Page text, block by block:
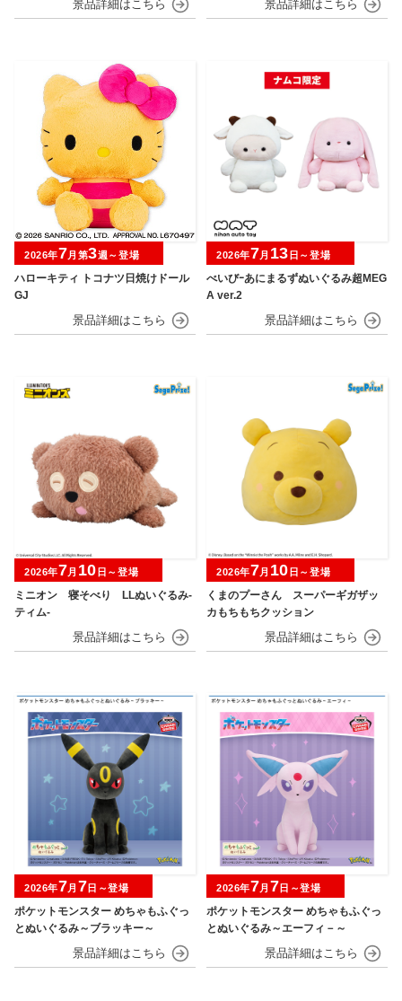
ハローキティ トコナツ日焼けドール
GJ
2026年7月第3週～登場
べいびｰあにまるずぬいぐるみ超MEG
A ver.2
2026年7月 13 日～登場
ミニオン 寝そべり LLぬいぐるみ‐
ティム‐
2026年7月 10 日～登場
くまのプーさん スーパーギガザッ
カもちもちクッション
2026年7月 10 日～登場
ポケットモンスター めちゃもふぐっ
とぬいぐるみ～ブラッキー～
2026年7月 7日～登場
ポケットモンスター めちゃもふぐっ
とぬいぐるみ～エーフィ－～
2026年7月 7日～登場